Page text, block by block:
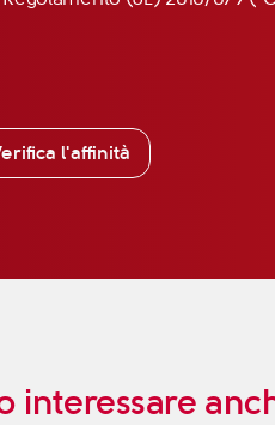
l'affinità
interessare